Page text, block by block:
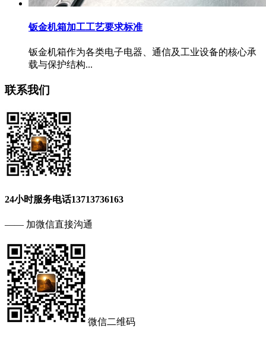
钣金机箱加工工艺要求标准
钣金机箱作为各类电子电器、通信及工业设备的核心承
载与保护结构...
联系我们
24小时服务电话13713736163
—— 加微信直接沟通
微信二维码